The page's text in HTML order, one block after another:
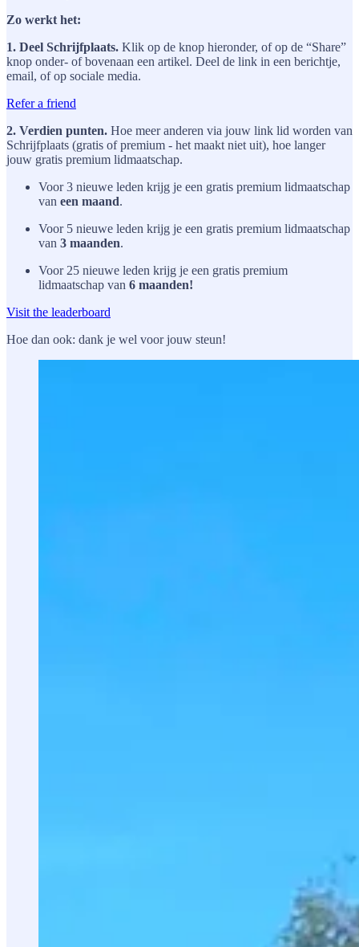
Zo werkt het:
1. Deel Schrijfplaats. Klik op de knop hieronder, of op de “Share”
knop onder- of bovenaan een artikel. Deel de link in een berichtje,
email, of op sociale media.
Refer a friend
2. Verdien punten. Hoe meer anderen via jouw link lid worden van
Schrijfplaats (gratis of premium - het maakt niet uit), hoe langer
jouw gratis premium lidmaatschap.
Voor 3 nieuwe leden krijg je een gratis premium lidmaatschap
van een maand.
Voor 5 nieuwe leden krijg je een gratis premium lidmaatschap
van 3 maanden.
Voor 25 nieuwe leden krijg je een gratis premium
lidmaatschap van 6 maanden!
Visit the leaderboard
Hoe dan ook: dank je wel voor jouw steun!